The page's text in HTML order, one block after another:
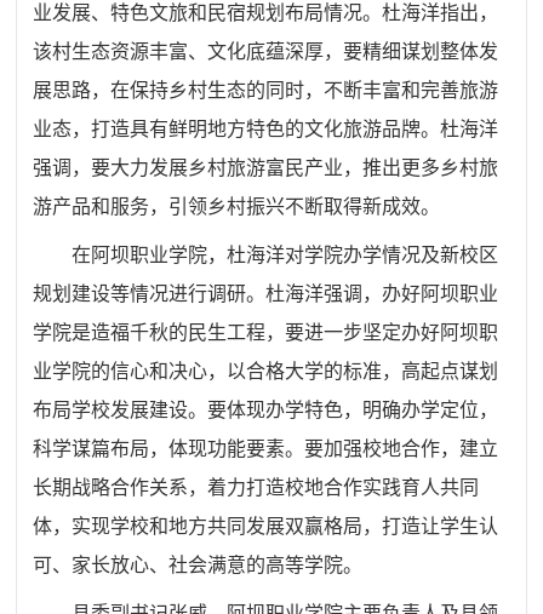
业发展、特色文旅和民宿规划布局情况。杜海洋指出，
该村生态资源丰富、文化底蕴深厚，要精细谋划整体发
展思路，在保持乡村生态的同时，不断丰富和完善旅游
业态，打造具有鲜明地方特色的文化旅游品牌。杜海洋
强调，要大力发展乡村旅游富民产业，推出更多乡村旅
游产品和服务，引领乡村振兴不断取得新成效。
在 阿坝职业学院，杜海洋对学院办学情况及新校区
规划建设等情况进行调研。杜海洋强调，办好阿坝职业
学院是造福千秋的民生工程，要进一步坚定办好阿坝职
业学院的信心和决心，以合格大学的标准，高起点谋划
布局学校发展建设。要体现办学特色，明确办学定位，
科学谋篇布局，体现功能要素。要加强校地合作，建立
长期战略合作关系，着力打造校地合作实践育人共同
体，实现学校和地方共同发展双赢格局，打造让学生认
可、家长放心、社会满意的高等学院。